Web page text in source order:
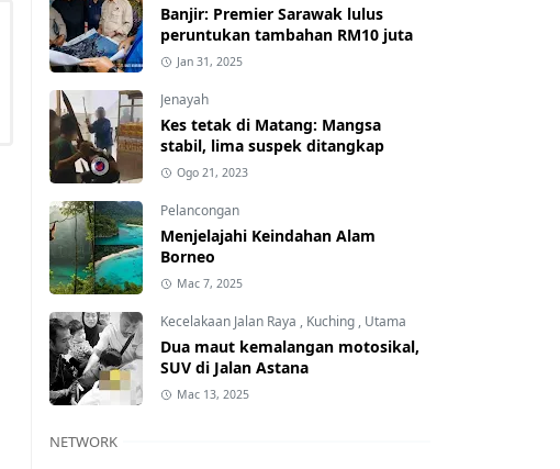
Banjir: Premier Sarawak lulus
peruntukan tambahan RM10 juta
Jan 31, 2025
Jenayah
Kes tetak di Matang: Mangsa
stabil, lima suspek ditangkap
Ogo 21, 2023
Pelancongan
Menjelajahi Keindahan Alam
Borneo
Mac 7, 2025
Kecelakaan Jalan Raya , Kuching , Utama
Dua maut kemalangan motosikal,
SUV di Jalan Astana
Mac 13, 2025
NETWORK